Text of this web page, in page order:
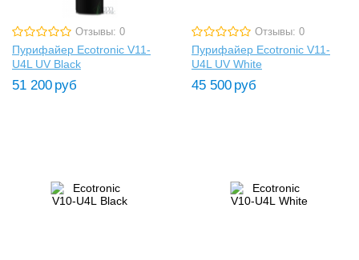
Отзывы: 0
Пурифайер Ecotronic V11-
U4L UV Black
51 200 руб
Отзывы: 0
Пурифайер Ecotronic V11-
U4L UV White
45 500 руб